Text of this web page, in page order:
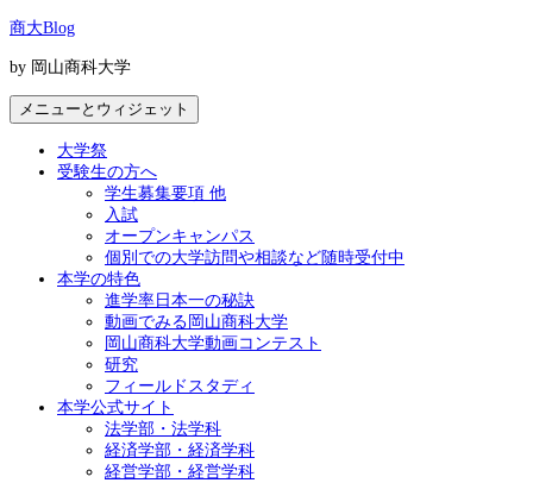
コ
テ
ツ
商大Blog
by 岡山商科大学
メニューとウィジェット
大学祭
受験生の方へ
学生募集要項 他
入試
オープンキャンパス
個別での大学訪問や相談など随時受付中
本学の特色
進学率日本一の秘訣
動画でみる岡山商科大学
岡山商科大学動画コンテスト
研究
フィールドスタディ
本学公式サイト
法学部・法学科
経済学部・経済学科
経営学部・経営学科